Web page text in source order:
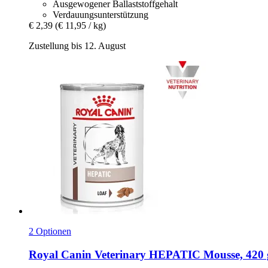
Ausgewogener Ballaststoffgehalt
Verdauungsunterstützung
€ 2,39 (€ 11,95 / kg)
Zustellung bis 12. August
2 Optionen
Royal Canin Veterinary HEPATIC Mousse, 420